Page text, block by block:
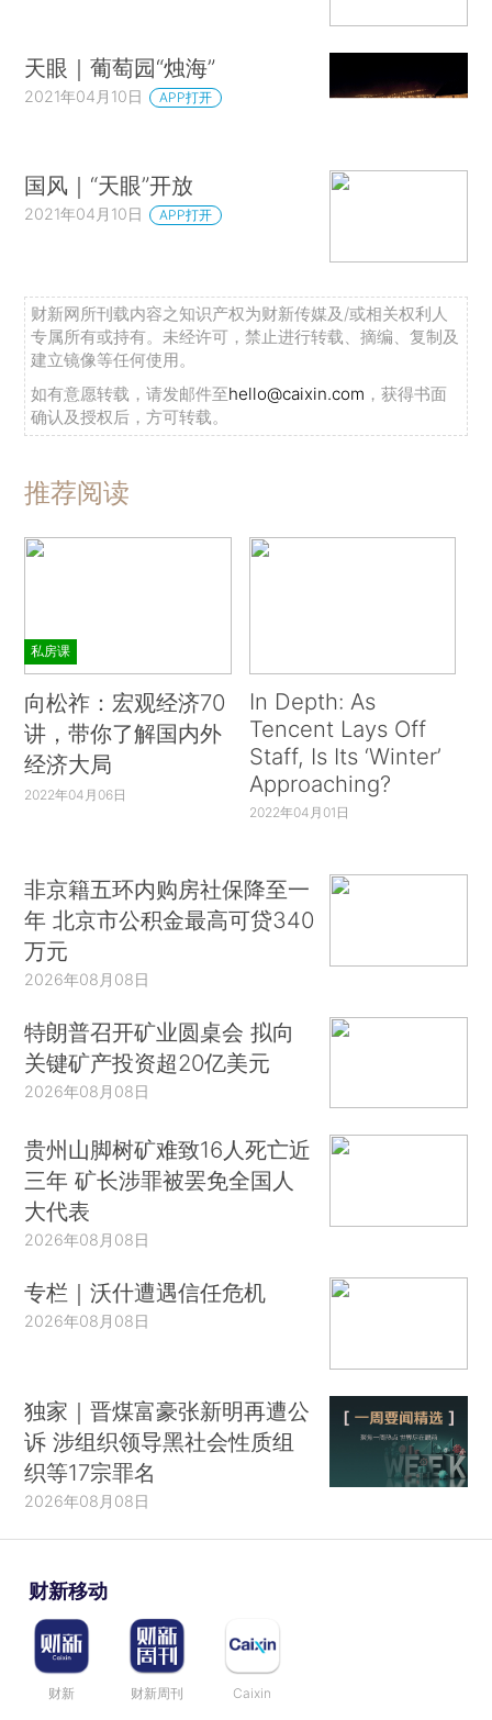
天眼｜葡萄园“烛海”
2021年04月10日 APP打开
国风｜“天眼”开放
2021年04月10日 APP打开
财新网所刊载内容之知识产权为财新传媒及/或相关权利人
专属所有或持有。未经许可，禁止进行转载、摘编、复制及
建立镜像等任何使用。
如有意愿转载，请发邮件至hello@caixin.com ，获得书面
确认及授权后，方可转载。
推荐阅读
私房课
向松祚：宏观经济70
讲，带你了解国内外
经济大局
2022年04月06日
In Depth: As
Tencent Lays Off
Staff, Is Its ‘Winter’
Approaching?
2022年04月01日
非京籍五环内购房社保降至一
年 北京市公积金最高可贷340
万元
2026年08月08日
特朗普召开矿业圆桌会 拟向
关键矿产投资超20亿美元
2026年08月08日
贵州山脚树矿难致16人死亡近
三年 矿长涉罪被罢免全国人
大代表
2026年08月08日
专栏｜沃什遭遇信任危机
2026年08月08日
独家｜晋煤富豪张新明再遭公
诉 涉组织领导黑社会性质组
织等17宗罪名
2026年08月08日
财新移动
财新 财新周刊 Caixin